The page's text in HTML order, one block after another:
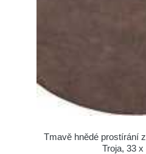
Tmavě hnědé prostírání
Troja, 33 x